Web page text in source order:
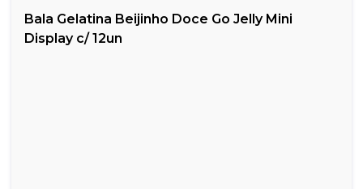
Bala Gelatina Beijinho Doce Go Jelly Mini
Display c/ 12un